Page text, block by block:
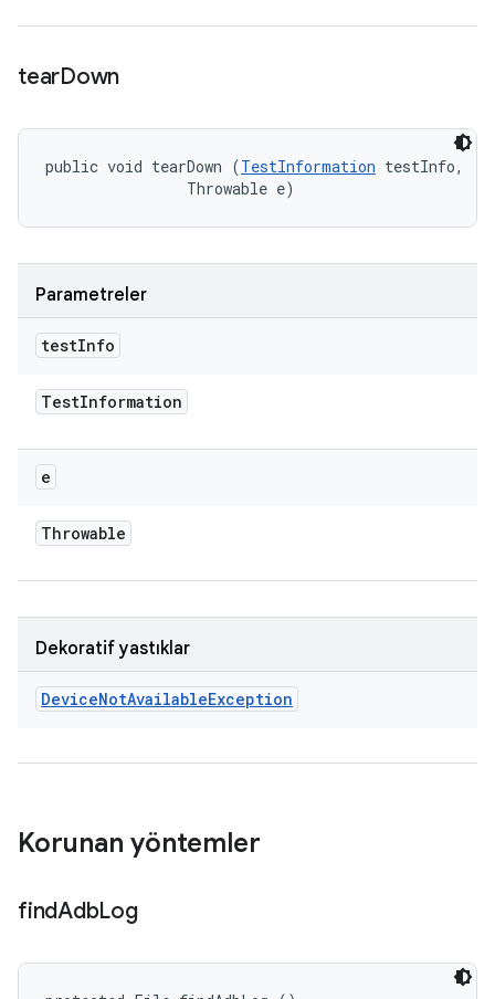
tearDown
public void tearDown (TestInformation testInfo,
                Throwable e)
Parametreler
testInfo
TestInformation
e
Throwable
Dekoratif yastıklar
DeviceNotAvailableException
Korunan yöntemler
findAdbLog